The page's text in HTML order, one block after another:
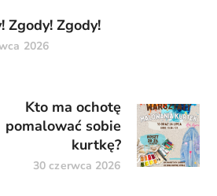
Zgody! Zgody!
2026
Kto ma ochotę
pomalować sobie
kurtkę?
30 czerwca 2026